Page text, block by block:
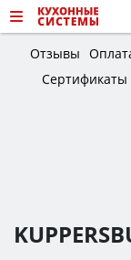
Отзывы
Сертификаты